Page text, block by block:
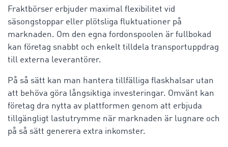
Fraktbörser erbjuder maximal flexibilitet vid
säsongstoppar eller plötsliga fluktuationer på
marknaden. Om den egna fordonspoolen är fullbokad
kan företag snabbt och enkelt tilldela transportuppdrag
till externa leverantörer.
På så sätt kan man hantera tillfälliga flaskhalsar utan
att behöva göra långsiktiga investeringar. Omvänt kan
företag dra nytta av plattformen genom att erbjuda
tillgängligt lastutrymme när marknaden är lugnare och
på så sätt generera extra inkomster.